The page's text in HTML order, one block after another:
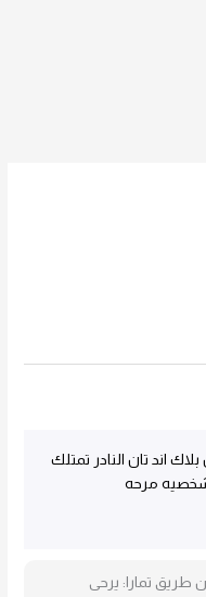
اند تان النادر تمتلك
مرحه
طريق تمارا: يرحى